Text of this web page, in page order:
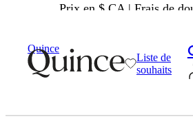
Prix en $ CA | Frais de
Quince
Liste de
souhaits
ROBES STYLE